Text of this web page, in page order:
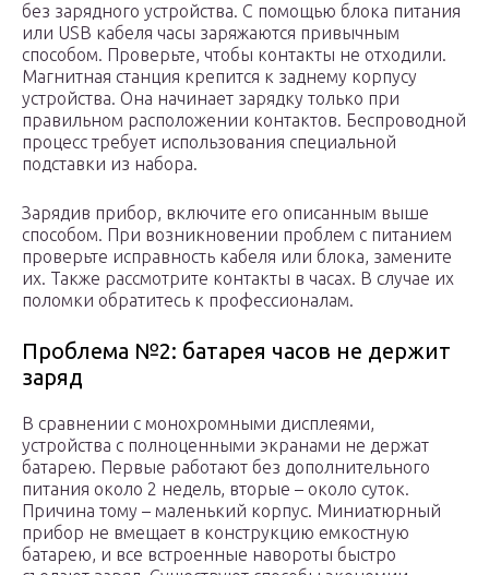
без зарядного устройства. С помощью блока питания
или USB кабеля часы заряжаются привычным
способом. Проверьте, чтобы контакты не отходили.
Магнитная станция крепится к заднему корпусу
устройства. Она начинает зарядку только при
правильном расположении контактов. Беспроводной
процесс требует использования специальной
подставки из набора.
Зарядив прибор, включите его описанным выше
способом. При возникновении проблем с питанием
проверьте исправность кабеля или блока, замените
их. Также рассмотрите контакты в часах. В случае их
поломки обратитесь к профессионалам.
Проблема №2: батарея часов не держит
заряд
В сравнении с монохромными дисплеями,
устройства с полноценными экранами не держат
батарею. Первые работают без дополнительного
питания около 2 недель, вторые – около суток.
Причина тому – маленький корпус. Миниатюрный
прибор не вмещает в конструкцию емкостную
батарею, и все встроенные навороты быстро